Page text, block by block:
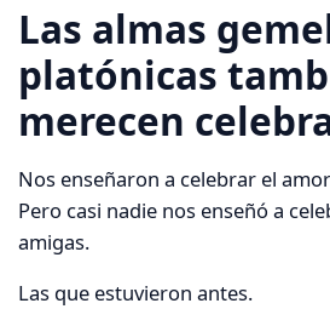
Las almas
platónicas
merecen
Nos enseñaron a celebrar el
Pero casi nadie nos enseñó a
amigas.
Las que estuvieron antes.